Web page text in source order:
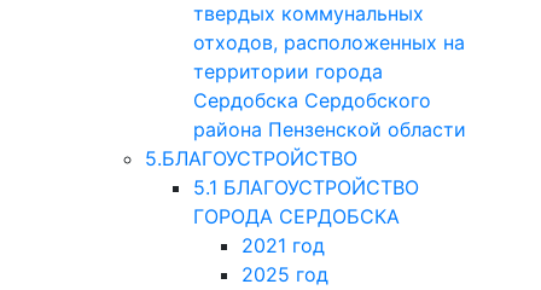
твердых коммунальных
отходов, расположенных на
территории города
Сердобска Сердобского
района Пензенской области
5.БЛАГОУСТРОЙСТВО
5.1 БЛАГОУСТРОЙСТВО
ГОРОДА СЕРДОБСКА
2021 год
2025 год